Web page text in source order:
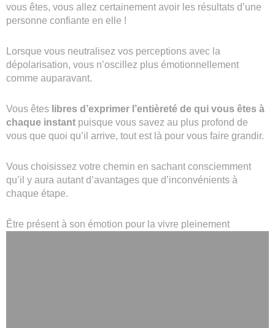
vous êtes, vous allez certainement avoir les résultats d’une
personne confiante en elle !
Lorsque vous neutralisez vos perceptions avec la
dépolarisation, vous n’oscillez plus émotionnellement
comme auparavant.
Vous êtes libres d’exprimer l’entièreté de qui vous êtes à
chaque instant puisque vous savez au plus profond de
vous que quoi qu’il arrive, tout est là pour vous faire grandir.
Vous choisissez votre chemin en sachant consciemment
qu’il y aura autant d’avantages que d’inconvénients à
chaque étape.
Être présent à son émotion pour la vivre pleinement